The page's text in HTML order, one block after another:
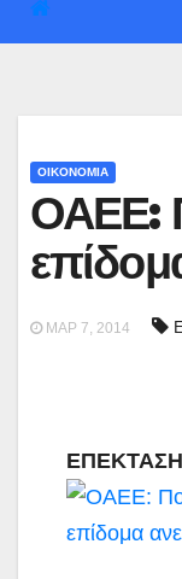
ΟΙΚΟΝΟΜΙΑ
ΟΑΕΕ:
ΜΑΡ 7, 2014